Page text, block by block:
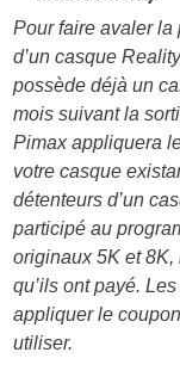
Pour faire avaler la
d’un casque
possède déjà un
mois suivant la
Pimax appliquera
votre casque
détenteurs d’un
participé au
originaux 5K et 8K,
qu’ils ont payé.
appliquer le
utiliser.